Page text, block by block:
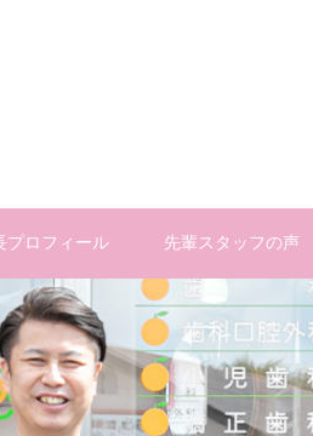
プロフィール 先輩スタッフの声